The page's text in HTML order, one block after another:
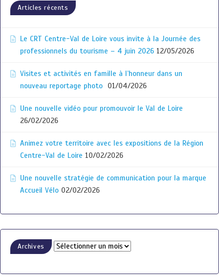
Articles récents
Le CRT Centre-Val de Loire vous invite à la Journée des
professionnels du tourisme – 4 juin 2026 12/05/2026
Visites et activités en famille à l’honneur dans un
nouveau reportage photo
01/04/2026
Une nouvelle vidéo pour promouvoir le Val de Loire
26/02/2026
Animez votre territoire avec les expositions de la Région
Centre-Val de Loire 10/02/2026
Une nouvelle stratégie de communication pour la marque
Accueil Vélo 02/02/2026
Archives